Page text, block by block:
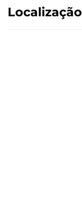
Localização